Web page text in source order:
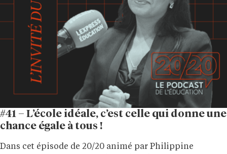
#41 – L’école idéale, c’est celle qui donne une
chance égale à tous !
Dans cet épisode de 20/20 animé par Philippine